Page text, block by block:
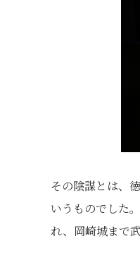
その陰謀とは、
いうものでした
れ、岡崎城まで